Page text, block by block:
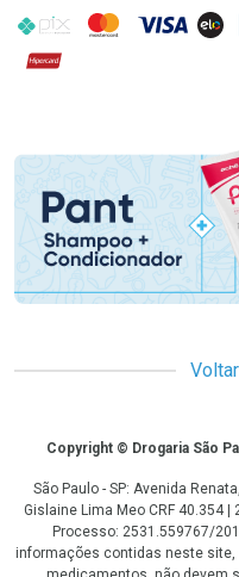
PIX MasterCard
VISA ELO
Hipercard
Promoção em
CopyrightCopyright © Drogaria São
São Paulo - SP: Avenida
Gislaine Lima Meo CRF 40.354
Processo: 2531.559767/
informações contidas neste